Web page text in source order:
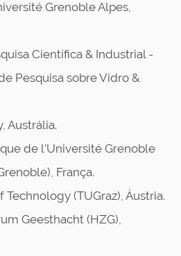
Grenoble Alpes,
Científica & Industrial -
Pesquisa sobre Vidro &
Austrália.
de l'Université Grenoble
França.
Technology (TUGraz), Áustria.
Geesthacht (HZG),